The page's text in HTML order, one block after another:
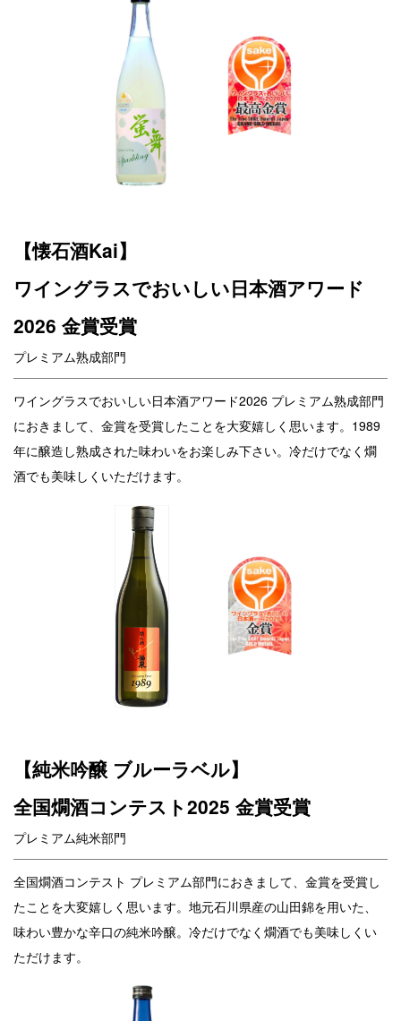
【懐石酒Kai】
ワイングラスでおいしい日本酒アワード
2026 金賞受賞
プレミアム熟成部門
ワイングラスでおいしい日本酒アワード2026 プレミアム熟成部門
におきまして、金賞を受賞したことを大変嬉しく思います。1989
年に醸造し熟成された味わいをお楽しみ下さい。冷だけでなく燗
酒でも美味しくいただけます。
【純米吟醸 ブルーラベル】
全国燗酒コンテスト2025 金賞受賞
プレミアム純米部門
全国燗酒コンテスト プレミアム部門におきまして、金賞を受賞し
たことを大変嬉しく思います。地元石川県産の山田錦を用いた、
味わい豊かな辛口の純米吟醸。冷だけでなく燗酒でも美味しくい
ただけます。